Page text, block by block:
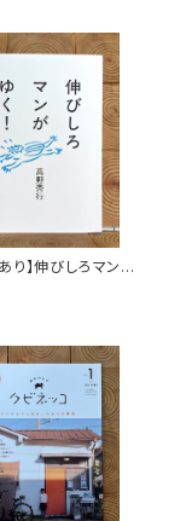
り】伸びしろマンが